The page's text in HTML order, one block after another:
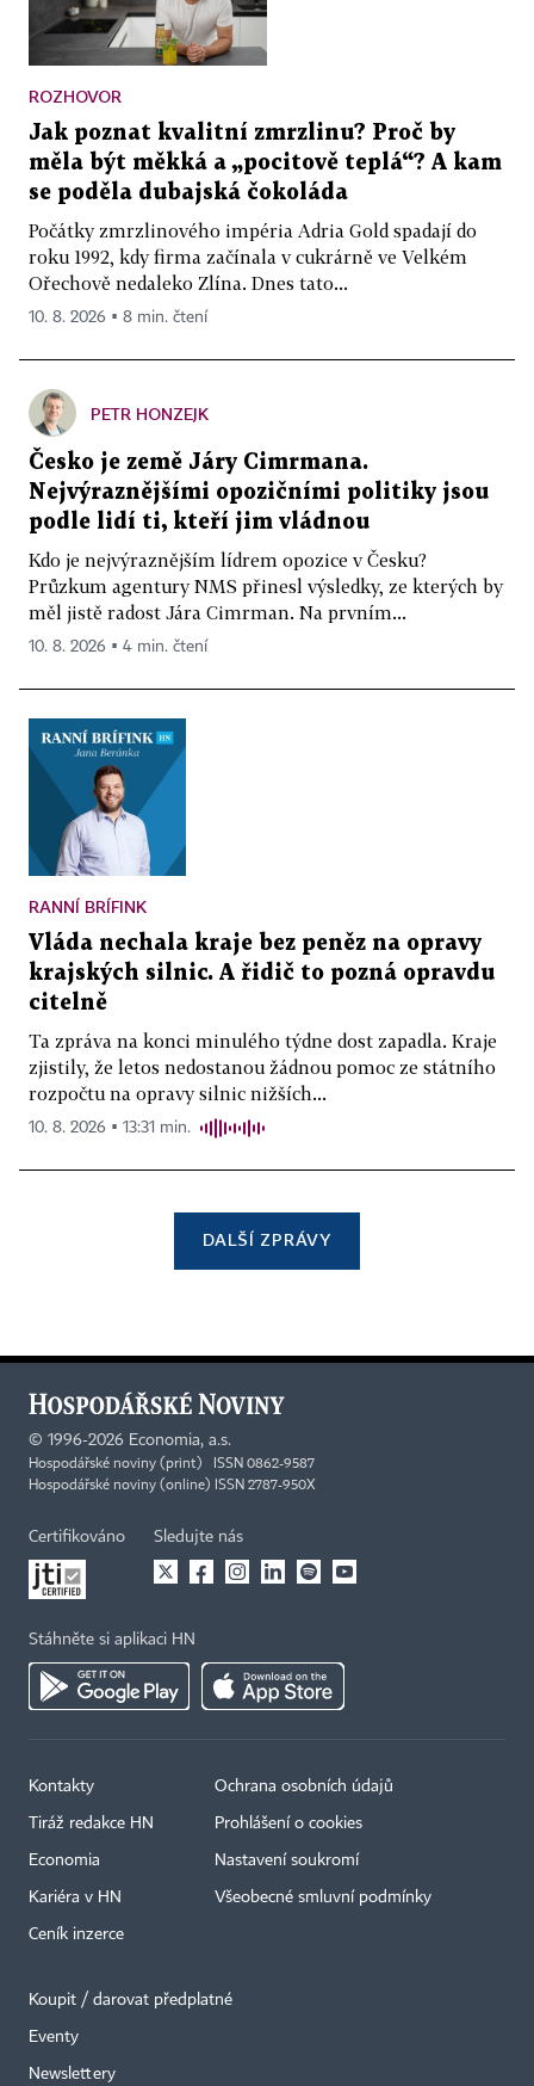
ROZHOVOR
Jak poznat kvalitní zmrzlinu? Proč by
měla být měkká a „pocitově teplá“? A kam
se poděla dubajská čokoláda
Počátky zmrzlinového impéria Adria Gold spadají do
roku 1992, kdy firma začínala v cukrárně ve Velkém
Ořechově nedaleko Zlína. Dnes tato...
10. 8. 2026 ▪ 8 min. čtení
PETR HONZEJK
Česko je země Járy Cimrmana.
Nejvýraznějšími opozičními politiky jsou
podle lidí ti, kteří jim vládnou
Kdo je nejvýraznějším lídrem opozice v Česku?
Průzkum agentury NMS přinesl výsledky, ze kterých by
měl jistě radost Jára Cimrman. Na prvním...
10. 8. 2026 ▪ 4 min. čtení
RANNÍ BRÍFINK
Vláda nechala kraje bez peněz na opravy
krajských silnic. A řidič to pozná opravdu
citelně
Ta zpráva na konci minulého týdne dost zapadla. Kraje
zjistily, že letos nedostanou žádnou pomoc ze státního
rozpočtu na opravy silnic nižších...
10. 8. 2026 ▪ 13:31 min.
DALŠÍ ZPRÁVY
© 1996-2026 Economia, a.s.
Hospodářské noviny (print) ISSN 0862-9587
Hospodářské noviny (online) ISSN 2787-950X
Certifikováno Sledujte nás
Stáhněte si aplikaci HN
Kontakty
Tiráž redakce HN
Economia
Kariéra v HN
Ceník inzerce
Ochrana osobních údajů
Prohlášení o cookies
Nastavení soukromí
Všeobecné smluvní podmínky
Koupit / darovat předplatné
Eventy
Newslettery